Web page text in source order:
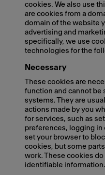
cookies. We also use
are cookies from a
domain of the website
advertising and
specifically, we use
technologies for the
Necessary
These cookies are
function and cannot be
systems. They are
actions made by you
for services, such as
preferences, logging in
set your browser to
cookies, but some
work. These cookies
identifiable information.